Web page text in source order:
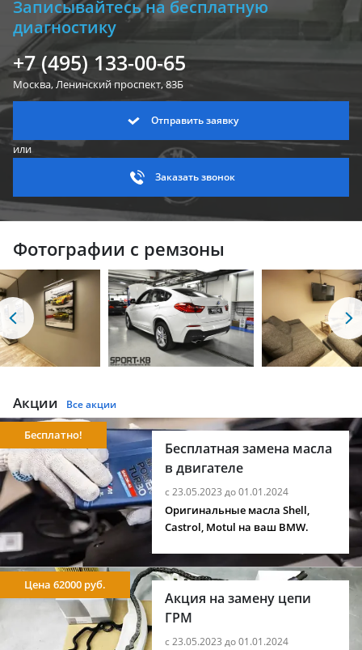
Записывайтесь на бесплатную
диагностику
+7 (495) 133-00-65
Москва, Ленинскийпроспект, 83Б
Отправить заявку
или
Заказать звонок
Фотографии с ремзоны
Акции Все акции
Бесплатная замена масла
в двигателе
с 23.05.2023 до 01.01.2024
Бесплатно!
Оригинальные масла Shell,
Castrol, Motul на ваш BMW.
Акция на замену цепи
ГРМ
с 23.05.2023 до 01.01.2024
Цена 62000 руб.